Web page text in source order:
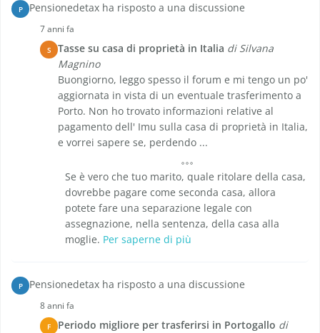
P Pensionedetax ha risposto a una discussione
7 anni fa
S Tasse su casa di proprietà in Italia di Silvana
Magnino
Buongiorno, leggo spesso il forum e mi tengo un po'
aggiornata in vista di un eventuale trasferimento a
Porto. Non ho trovato informazioni relative al
pagamento dell' Imu sulla casa di proprietà in Italia,
e vorrei sapere se, perdendo ...
Se è vero che tuo marito, quale ritolare della casa,
dovrebbe pagare come seconda casa, allora
potete fare una separazione legale con
assegnazione, nella sentenza, della casa alla
moglie. Per saperne di più
P Pensionedetax ha risposto a una discussione
8 anni fa
F Periodo migliore per trasferirsi in Portogallo di